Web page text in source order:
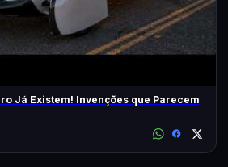
Já Existem! Invenções que Parecem